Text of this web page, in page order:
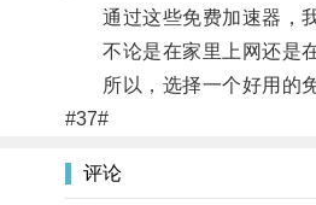
通过这些免费加速器，我
不论是在家里上网还是在
所以，选择一个好用的免
#37#
评论